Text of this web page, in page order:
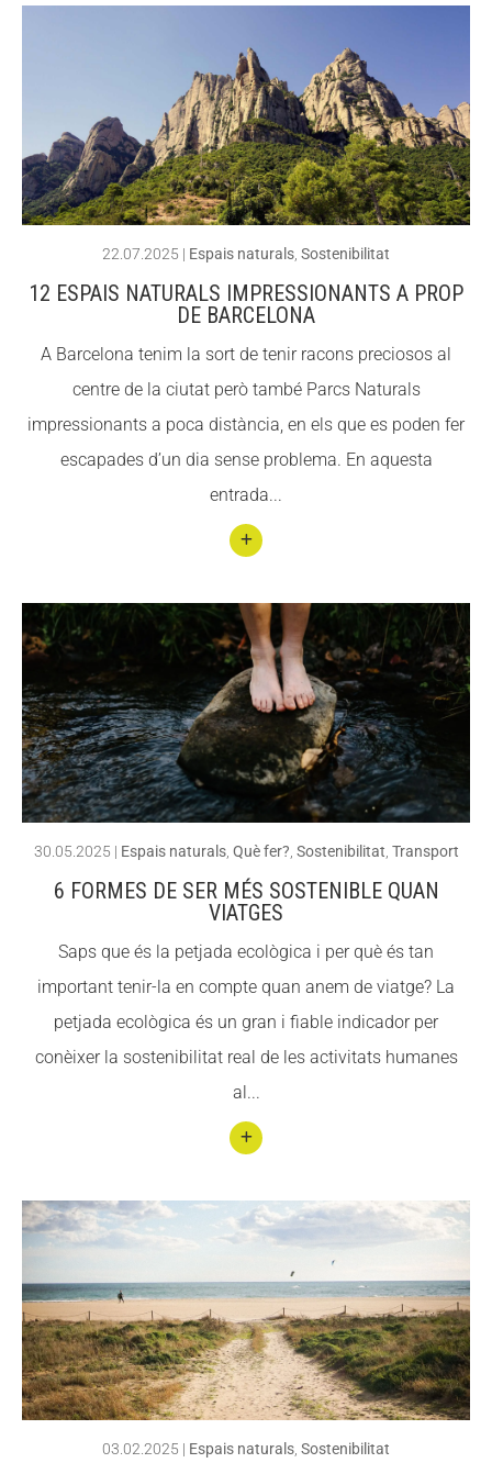
nuar
t
Quin
s
ocell
s
l’esti
egat?
22.07.2025 | Espais naturals Sostenibilitat
12 ESPAIS NATURALS IMPRESSIONANTS A PROP
DE BARCELONA
A Barcelona tenim la sort de tenir racons preciosos al
centre de la ciutat però també Parcs Naturals
impressionants a poca distància, en els que es poden fer
escapades d’un dia sense problema. En aquesta
entrada...
nuar
llegin
t 12
espai
s
natur
nant
Barce
lona
30.05.2025 | Espais naturals, Què fer? Sostenibilitat Transport
6 FORMES DE SER MÉS SOSTENIBLE QUAN
VIATGES
Saps que és la petjada ecològica i per què és tan
important tenir-la en compte quan anem de viatge? La
petjada ecològica és un gran i fiable indicador per
conèixer la sostenibilitat real de les activitats humanes
al...
nuar
llegin
Form
es de
ser
més
03.02.2025 | Espais naturals Sostenibilitat
COL·LABORA
Fes voluntariat
Fes un donatiu
Treballa amb nosaltres
COL·LABORA
Fes voluntariat
Fes un donatiu
Treballa amb nosaltres